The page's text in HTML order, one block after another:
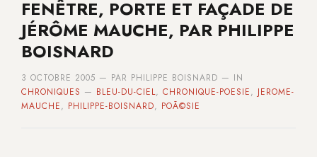
FENÊTRE, PORTE ET FAÇADE DE
JÉRÔME MAUCHE, PAR PHILIPPE
BOISNARD
3 OCTOBRE 2005 — PAR PHILIPPE BOISNARD — IN
CHRONIQUES — BLEU-DU-CIEL, CHRONIQUE-POESIE, JEROME-
MAUCHE, PHILIPPE-BOISNARD, POÃ©SIE